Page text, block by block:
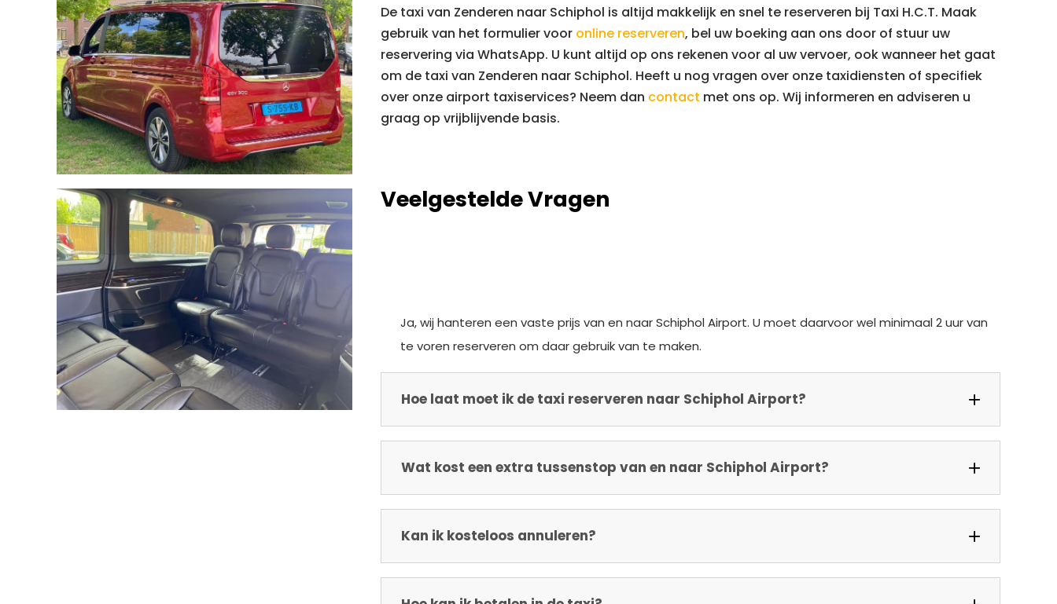
De taxi van Zenderen naar Schiphol is altijd makkelijk en snel te reserveren bij Taxi H.C.T. Maak
gebruik van het formulier voor online reserveren, bel uw boeking aan ons door of stuur uw
reservering via WhatsApp. U kunt altijd op ons rekenen voor al uw vervoer, ook wanneer het gaat
om de taxi van Zenderen naar Schiphol. Heeft u nog vragen over onze taxidiensten of specifiek
over onze airport taxiservices? Neem dan contact met ons op. Wij informeren en adviseren u
graag op vrijblijvende basis.
Veelgestelde Vragen
Ja, wij hanteren een vaste prijs van en naar Schiphol Airport. U moet daarvoor wel minimaal 2 uur van
te voren reserveren om daar gebruik van te maken.
Hoe laat moet ik de taxi reserveren naar Schiphol Airport?
Wat kost een extra tussenstop van en naar Schiphol Airport?
Kan ik kosteloos annuleren?